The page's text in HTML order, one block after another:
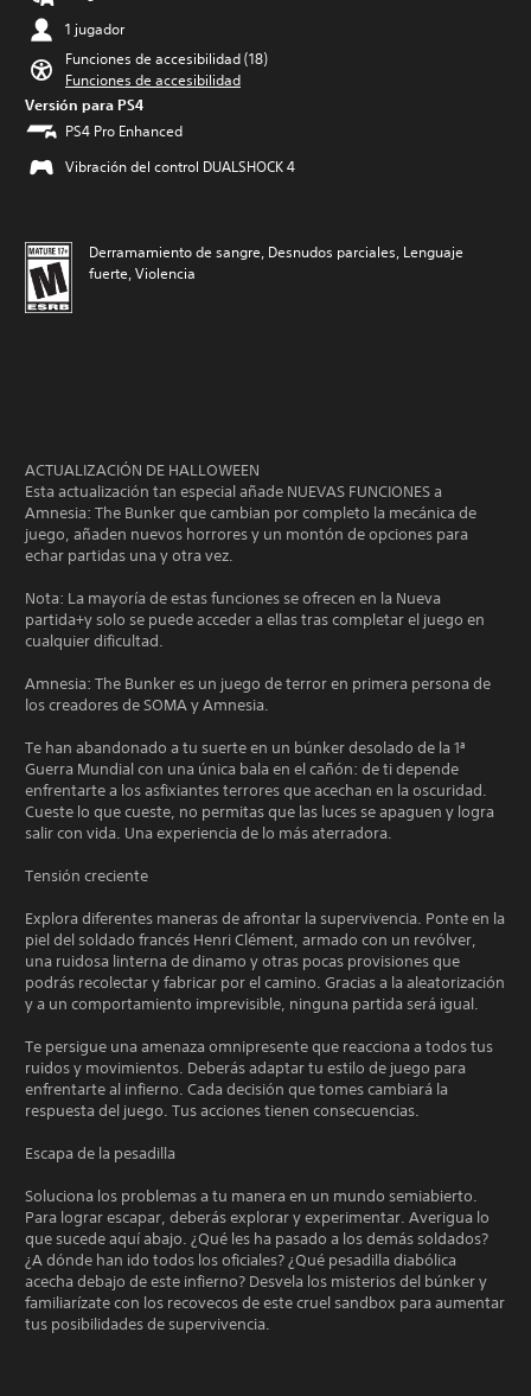
1 jugador
Funciones de accesibilidad (18)
Funciones de accesibilidad
Versión para PS4
PS4 Pro Enhanced
Vibración del control DUALSHOCK 4
Derramamiento de sangre, Desnudos parciales, Lenguaje
fuerte, Violencia
ACTUALIZACIÓN DE HALLOWEEN
Esta actualización tan especial añade NUEVAS FUNCIONES a
Amnesia: The Bunker que cambian por completo la mecánica de
juego, añaden nuevos horrores y un montón de opciones para
echar partidas una y otra vez.
Nota: La mayoría de estas funciones se ofrecen en la Nueva
partida+y solo se puede acceder a ellas tras completar el juego en
cualquier dificultad.
Amnesia: The Bunker es un juego de terror en primera persona de
los creadores de SOMA y Amnesia.
Te han abandonado a tu suerte en un búnker desolado de la 1ª
Guerra Mundial con una única bala en el cañón: de ti depende
enfrentarte a los asfixiantes terrores que acechan en la oscuridad.
Cueste lo que cueste, no permitas que las luces se apaguen y logra
salir con vida. Una experiencia de lo más aterradora.
Tensión creciente
Explora diferentes maneras de afrontar la supervivencia. Ponte en la
piel del soldado francés Henri Clément, armado con un revólver,
una ruidosa linterna de dinamo y otras pocas provisiones que
podrás recolectar y fabricar por el camino. Gracias a la aleatorización
y a un comportamiento imprevisible, ninguna partida será igual.
Te persigue una amenaza omnipresente que reacciona a todos tus
ruidos y movimientos. Deberás adaptar tu estilo de juego para
enfrentarte al infierno. Cada decisión que tomes cambiará la
respuesta del juego. Tus acciones tienen consecuencias.
Escapa de la pesadilla
Soluciona los problemas a tu manera en un mundo semiabierto.
Para lograr escapar, deberás explorar y experimentar. Averigua lo
que sucede aquí abajo. ¿Qué les ha pasado a los demás soldados?
¿A dónde han ido todos los oficiales? ¿Qué pesadilla diabólica
acecha debajo de este infierno? Desvela los misterios del búnker y
familiarízate con los recovecos de este cruel sandbox para aumentar
tus posibilidades de supervivencia.